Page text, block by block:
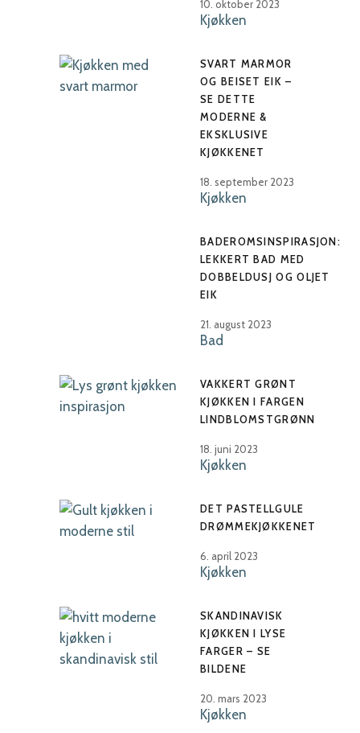
10. oktober 2023
Kjøkken
SVART MARMOR
OG BEISET EIK –
SE DETTE
MODERNE &
EKSKLUSIVE
KJØKKENET
18. september 2023
Kjøkken
BADEROMSINSPIRASJON:
LEKKERT BAD MED
DOBBELDUSJ OG OLJET
EIK
21. august 2023
Bad
VAKKERT GRØNT
KJØKKEN I FARGEN
LINDBLOMSTGRØNN
18. juni 2023
Kjøkken
DET PASTELLGULE
DRØMMEKJØKKENET
6. april 2023
Kjøkken
SKANDINAVISK
KJØKKEN I LYSE
FARGER – SE
BILDENE
20. mars 2023
Kjøkken